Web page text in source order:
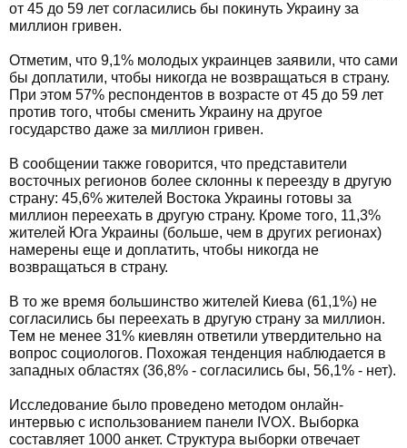
от 45 до 59 лет согласились бы покинуть Украину за
миллион гривен.
Отметим, что 9,1% молодых украинцев заявили, что сами
бы доплатили, чтобы никогда не возвращаться в страну.
При этом 57% респондентов в возрасте от 45 до 59 лет
против того, чтобы сменить Украину на другое
государство даже за миллион гривен.
В сообщении также говорится, что представители
восточных регионов более склонны к переезду в другую
страну: 45,6% жителей Востока Украины готовы за
миллион переехать в другую страну. Кроме того, 11,3%
жителей Юга Украины (больше, чем в других регионах)
намерены еще и доплатить, чтобы никогда не
возвращаться в страну.
В то же время большинство жителей Киева (61,1%) не
согласились бы переехать в другую страну за миллион.
Тем не менее 31% киевлян ответили утвердительно на
вопрос социологов. Похожая тенденция наблюдается в
западных областях (36,8% - согласились бы, 56,1% - нет).
Исследование было проведено методом онлайн-
интервью с использованием панели IVOX. Выборка
составляет 1000 анкет. Структура выборки отвечает